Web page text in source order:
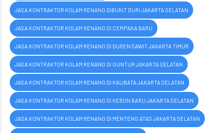
JASA KONTRAKTOR KOLAM RENANG DIBUKIT DURI JAKARTA SELATAN
JASA KONTRAKTOR KOLAM RENANG DI CEMPAKA BARU
JASA KONTRAKTOR KOLAM RENANG DI DUREN SAWIT JAKARTA TIMUR
JASA KONTRAKTOR KOLAM RENANG DI GUNTUR JAKARTA SELATAN
JASA KONTRAKTOR KOLAM RENANG DI KALIBATA JAKARTA SELATAN
JASA KONTRAKTOR KOLAM RENANG DI KEBON BARU JAKARTA SELATAN
JASA KONTRAKTOR KOLAM RENANG DI MENTENG ATAS JAKARTA SELATAN